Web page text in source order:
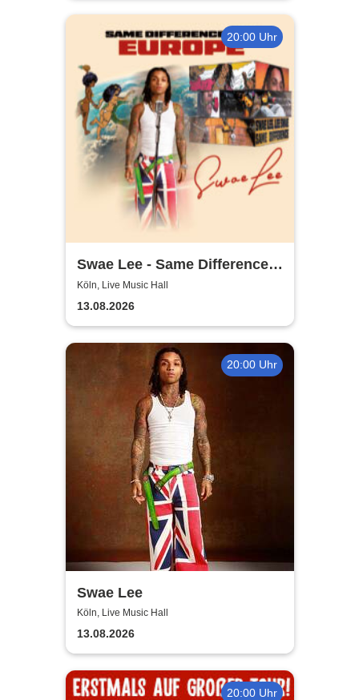
20:00 Uhr
Swae Lee - Same Difference
Tour Europe
Köln, Live Music Hall
13.08.2026
20:00 Uhr
Swae Lee
Köln, Live Music Hall
13.08.2026
20:00 Uhr